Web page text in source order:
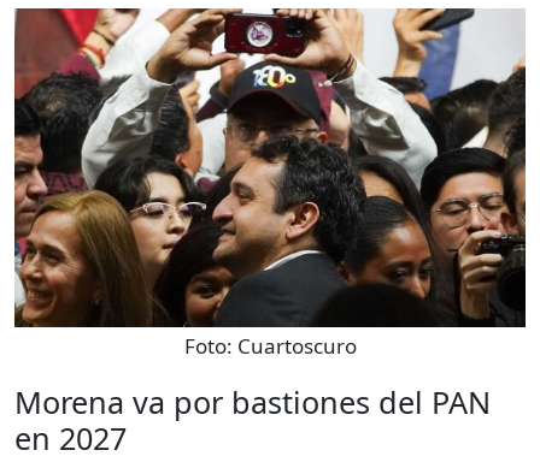
Foto: Cuartoscuro
Morena va por bastiones del PAN
en 2027